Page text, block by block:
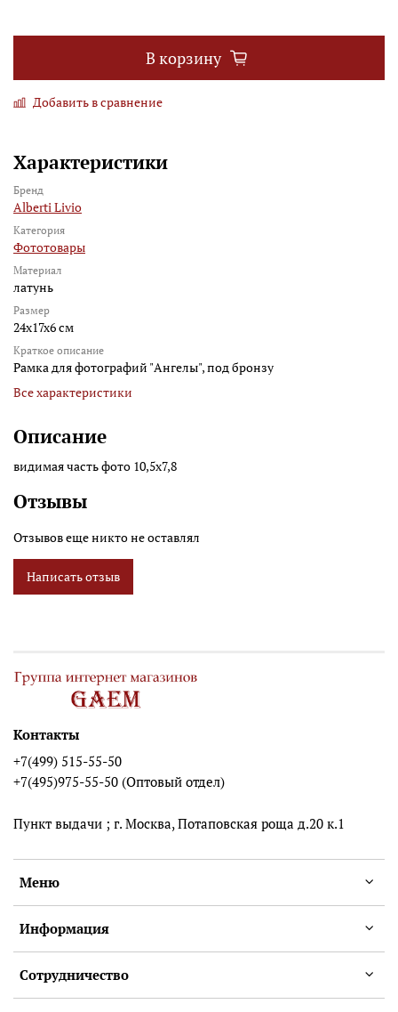
В корзину
Добавить в сравнение
Характеристики
Бренд
Alberti Livio
Категория
Фототовары
Материал
латунь
Размер
24x17x6 см
Краткое описание
Рамка для фотографий "Ангелы", под бронзу
Все характеристики
Описание
видимая часть фото 10,5х7,8
Отзывы
Отзывов еще никто не оставлял
Написать отзыв
Меню
Информация
Сотрудничество
Контакты
+7(499) 515-55-50
+7(495)975-55-50 (Оптовый отдел)
Пункт выдачи ; г. Москва, Потаповская роща д.20 к.1